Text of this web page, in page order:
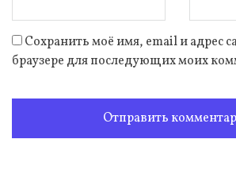
Сохранить моё имя, email и адрес
браузере для последующих моих